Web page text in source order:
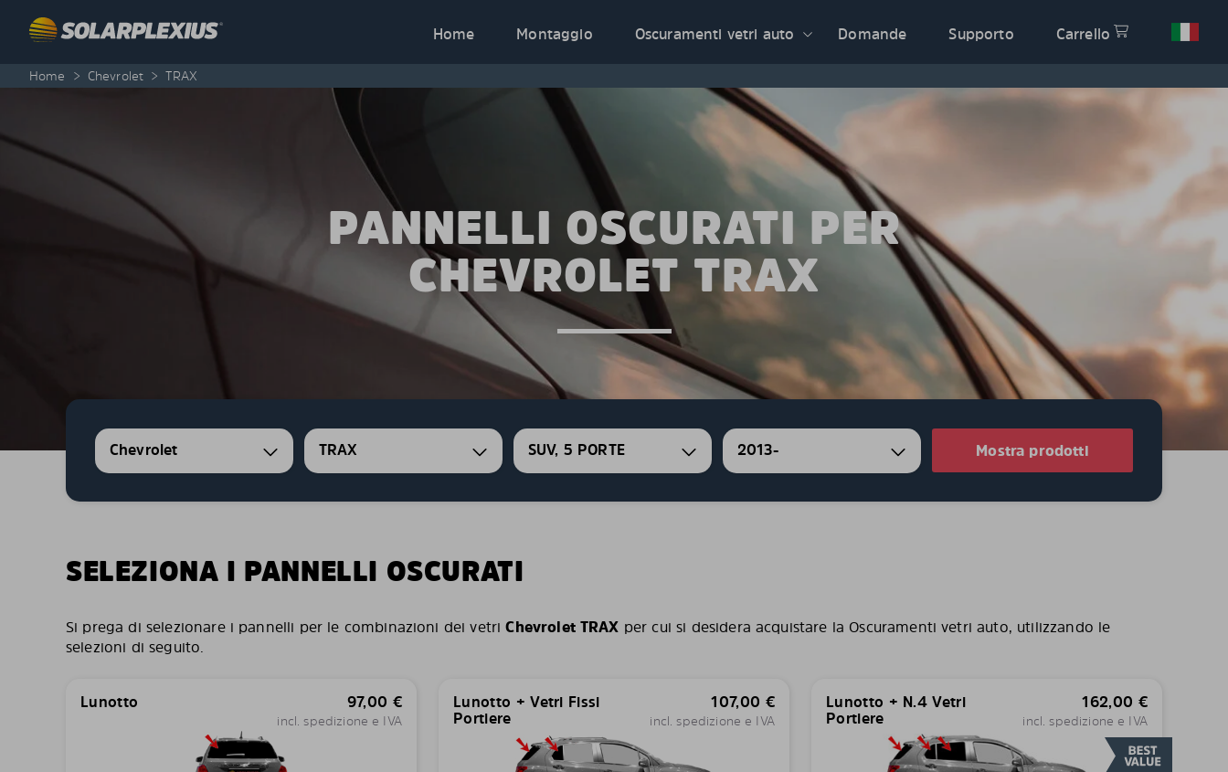
Home
Montaggio Oscuramenti vetri auto Domande Supporto Carrello
Home > Chevrolet > TRAX
PANNELLI OSCURATI PER
CHEVROLET TRAX
Chevrolet TRAX SUV, 5 PORTE 2013- Mostra prodotti
SELEZIONA I PANNELLI OSCURATI
Si prega di selezionare i pannelli per le combinazioni dei vetriChevrolet TRAX per cui si desidera acquistare la Oscuramenti vetri auto, utilizzando le
selezioni di seguito.
Lunotto 97,00 €
incl. spedizione e IVA
Lunotto + Vetri Fissi
Portiere
107,00 €
incl. spedizione e IVA
Lunotto + N.4 Vetri
Portiere
162,00 €
incl. spedizione e IVA